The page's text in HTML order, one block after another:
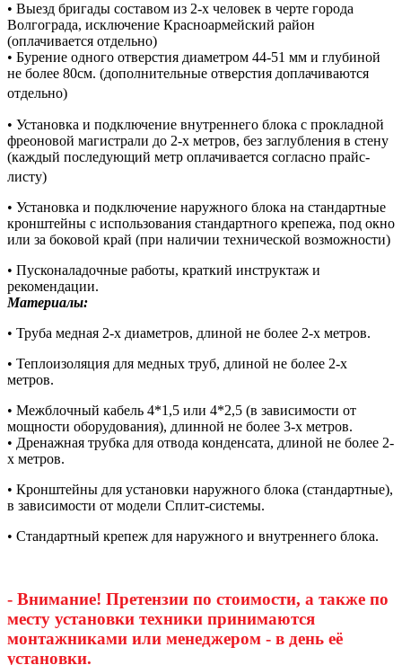
• Выезд бригады составом из 2-х человек в черте города
Волгограда, исключение Красноармейский район
(оплачивается отдельно)
• Бурение одного отверстия диаметром 44-51 мм и глубиной
не более 80см. (дополнительные отверстия доплачиваются
отдельно)
• Установка и подключение внутреннего блока с прокладной
фреоновой магистрали до 2-х метров, без заглубления в стену
(каждый последующий метр оплачивается согласно прайс-
листу)
• Установка и подключение наружного блока на стандартные
кронштейны с использования стандартного крепежа, под окно
или за боковой край (при наличии технической возможности)
• Пусконаладочные работы, краткий инструктаж и
рекомендации.
Материалы:
• Труба медная 2-х диаметров, длиной не более 2-х метров.
• Теплоизоляция для медных труб, длиной не более 2-х
метров.
• Межблочный кабель 4*1,5 или 4*2,5 (в зависимости от
мощности оборудования), длинной не более 3-х метров.
• Дренажная трубка для отвода конденсата, длиной не более 2-
х метров.
• Кронштейны для установки наружного блока (стандартные),
в зависимости от модели Сплит-системы.
• Стандартный крепеж для наружного и внутреннего блока.
- Внимание! Претензии по стоимости, а также по
месту установки техники принимаются
монтажниками или менеджером - в день её
установки.